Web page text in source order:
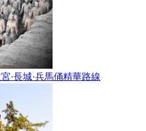
·長城·兵馬俑精華路線